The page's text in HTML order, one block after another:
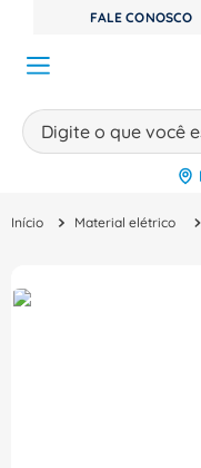
FALE CONOSCO
Digite o que você
Material elétrico
TERMOS MAIS
º disjuntor